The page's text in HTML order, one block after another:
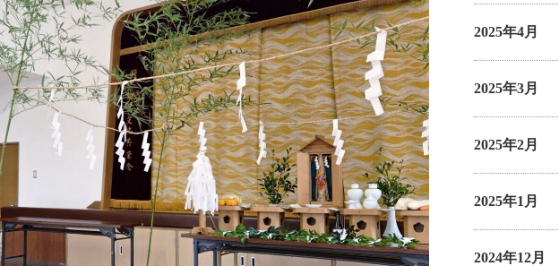
2025年4月
2025年3月
2025年2月
2025年1月
2024年12月